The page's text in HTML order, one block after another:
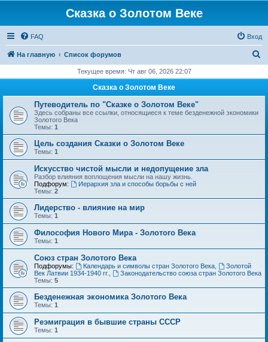
Сказка о Золотом Веке
FAQ Вход
На главную Список форумов
с
Текущее время: Чт авг 06, 2026 22:07
Сказка о Золотом Веке
Путеводитель по "Сказке о Золотом Веке"
Здесь собраны все ссылки, относящиеся к теме безденежной экономики
Золотого Века
Темы: 1
Цель создания Сказки о Золотом Веке
Темы: 1
Искусство чистой мысли и недопущение зла
Разбор влияния воплощения мысли на нашу жизнь.
Подфорум:
Иерархия зла и способы борьбы с ней
Темы: 2
Лидерство - влияние на мир
Темы: 1
Философия Нового Мира - Золотого Века
Темы: 1
Cоюз стран Золотого Века
Подфорумы: Календарь и символы стран Золотого Века,
Золотой
Век Латвии 1934-1940 гг.
Законодательство союза стран Золотого Века
Темы: 5
Безденежная экономика Золотого Века
Темы: 1
Реэмиграция в бывшие страны СССР
Темы: 1